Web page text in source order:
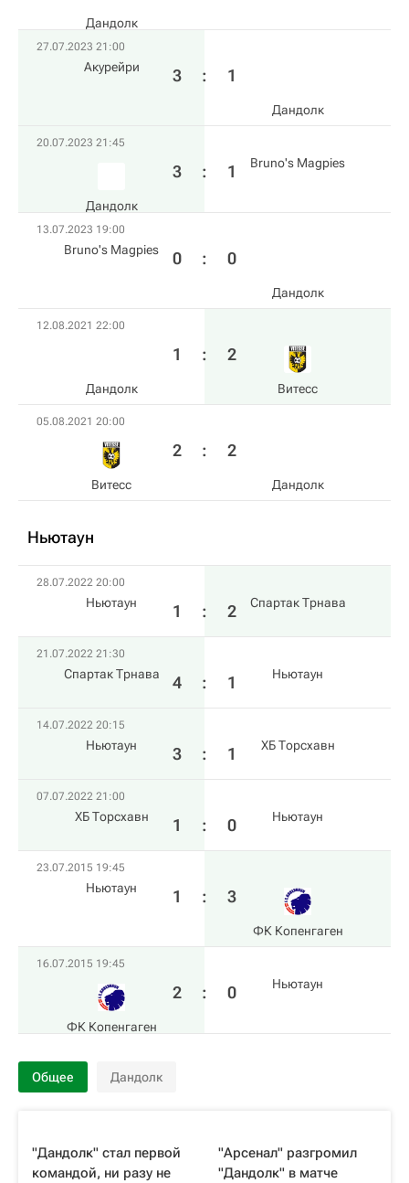
Дандолк
27.07.2023 21:00
Акурейри 3 : 1
Дандолк
20.07.2023 21:45
Дандолк
3 : 1 Bruno's Magpies
13.07.2023 19:00
Bruno's Magpies 0 : 0
Дандолк
12.08.2021 22:00
Дандолк
1 : 2
Витесс
05.08.2021 20:00
Витесс
2 : 2
Дандолк
Ньютаун
28.07.2022 20:00
Ньютаун 1 : 2 Спартак Трнава
21.07.2022 21:30
Спартак Трнава 4 : 1 Ньютаун
14.07.2022 20:15
Ньютаун 3 : 1 ХБ Торсхавн
07.07.2022 21:00
ХБ Торсхавн 1 : 0 Ньютаун
23.07.2015 19:45
Ньютаун 1 : 3
ФК Копенгаген
16.07.2015 19:45
ФК Копенгаген
2 : 0 Ньютаун
Общее Дандолк
"Дандолк" стал первой
командой, ни разу не
"Арсенал" разгромил
"Дандолк" в матче